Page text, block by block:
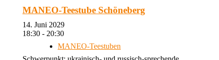
MANEO-Teestube Schöneberg
14. Juni 2029
18:30 - 20:30
MANEO-Teestuben